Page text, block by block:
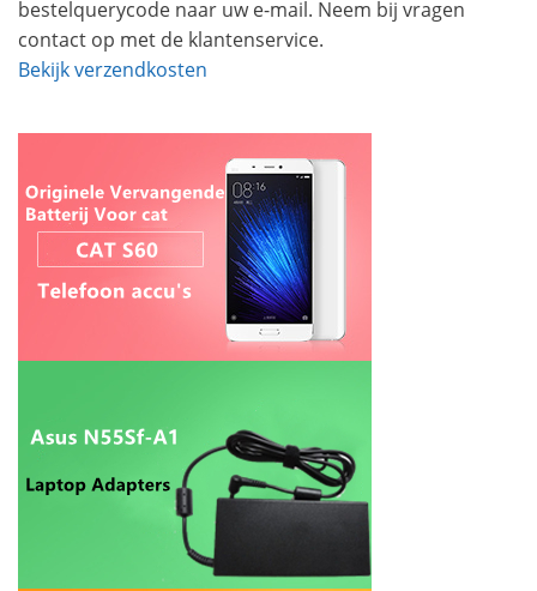
bestelquerycode naar uw e-mail. Neem bij vragen
contact op met de klantenservice.
Bekijk verzendkosten